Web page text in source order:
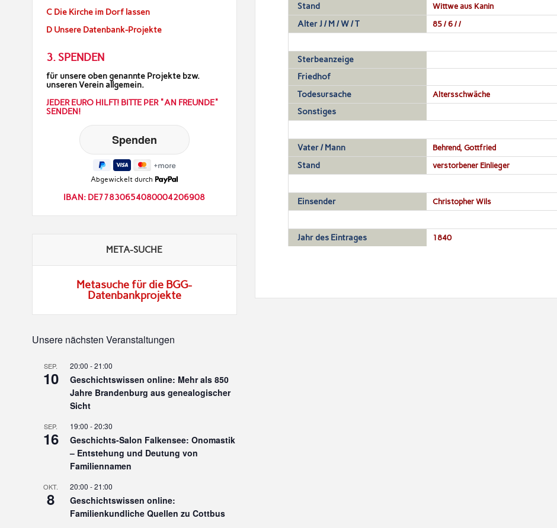
Stand Wittwe aus Kanin
Alter J / M / W / T 85 / 6 / /
Sterbeanzeige
Friedhof
Todesursache
Altersschwäche
Sonstiges
Vater / Mann Behrend, Gottfried
Stand verstorbener Einlieger
Einsender Christopher Wils
Jahr des Eintrages 1840
C Die Kirche im Dorf lassen
D Unsere Datenbank-Projekte
3. SPENDEN
für unsere oben genannte Projekte bzw.
unseren Verein allgemein.
JEDER EURO HILFT! BITTE PER "AN FREUNDE"
SENDEN!
Abgewickelt durch
IBAN: DE77830654080004206908
META-SUCHE
Metasuche für die BGG-
Datenbankprojekte
Unsere nächsten Veranstaltungen
SEP.
10
20:00 -21:00
Geschichtswissen online: Mehr als 850
Jahre Brandenburg aus genealogischer
Sicht
SEP.
16
19:00 -20:30
Geschichts-Salon Falkensee: Onomastik
– Entstehung und Deutung von
Familiennamen
OKT.
8
20:00 -21:00
Geschichtswissen online:
Familienkundliche Quellen zu Cottbus